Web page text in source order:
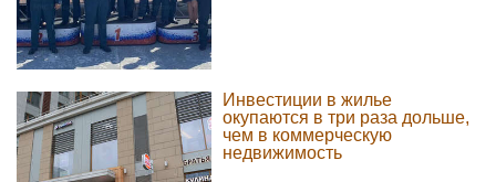
Инвестиции в жилье
окупаются в три раза дольше,
чем в коммерческую
недвижимость